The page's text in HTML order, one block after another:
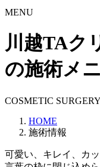
MENU
川越TAク
の施術メ
COSMETIC
HOME
施術情報
可愛い、キレイ、カッ